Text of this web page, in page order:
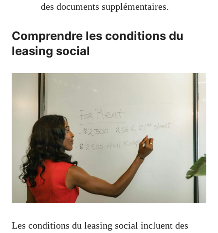
des documents supplémentaires.
Comprendre les conditions du
leasing social
Les conditions du leasing social incluent des